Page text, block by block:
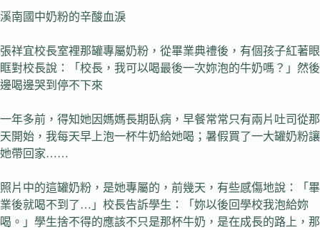
溪南國中奶粉的辛酸血淚
張祥宜校長室裡那罐專屬奶粉，從畢業典禮後，有個孩子紅著眼
眶對校長說：「校長，我可以喝最後一次妳泡的牛奶嗎？」然後
邊喝邊哭到停不下來
一年多前，得知她因媽媽長期臥病，早餐常常只有兩片吐司從那
天開始，我每天早上泡一杯牛奶給她喝；暑假買了一大罐奶粉讓
她帶回家……
照片中的這罐奶粉，是她專屬的，前幾天，有些感傷地說：「畢
業後就喝不到了…」校長告訴學生：「妳以後回學校我泡給妳
喝。」學生捨不得的應該不只是那杯牛奶，是在成長的路上，那